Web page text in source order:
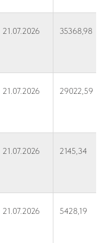
21.07.2026 35368,98
21.07.2026 29022,59
21.07.2026 2145,34
21.07.2026 5428,19